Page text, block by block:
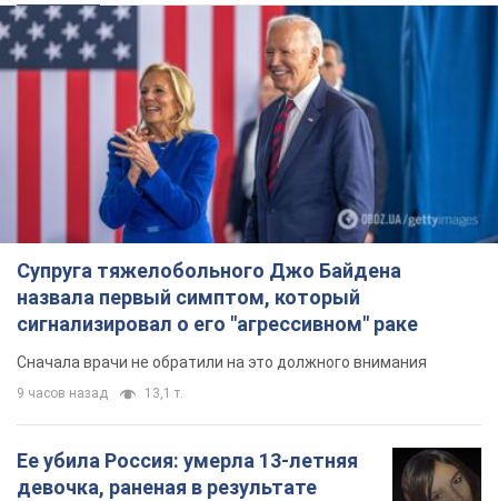
Супруга тяжелобольного Джо Байдена
назвала первый симптом, который
сигнализировал о его "агрессивном" раке
Сначала врачи не обратили на это должного внимания
9 часов назад 13,1 т.
Ее убила Россия: умерла 13-летняя
девочка, раненая в результате